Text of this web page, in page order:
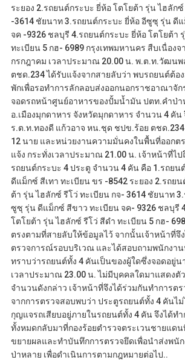
ระยอง 2.รถยนต์กระบะ ยี่ห้อ โตโยต้า รุ่น ไฮลักซ์
-3614 ชัยนาท 3.รถยนต์กระบะ ยี่ห้อ อีซูซุ รุ่น ดี
จค -9326 ชลบุรี 4.รถยนต์กระบะ ยี่ห้อ โตโยต้า
ทะเบียน 5 กฮ- 6989 กรุงเทพมหานคร สืบเนื่องจ
กรกฎาคม เวลาประมาณ 20.00 น. พ.ต.ท.วัฒนพ
ตชด.234 ได้รับแจ้งจากสายลับว่า พบรถยนต์ต้อ
พักเพื่อรอทำการลักลอบส่งออกนอกราชอาณาจั
จอดรถหน้าศูนย์อาหารของปั้มน้ำมัน ปตท.คำป่า
อ.เมืองมุกดาหาร จังหวัดมุกดาหาร จำนวน 4 คัน
ร.ต.ท.ทองดี แก้วอาจ หน.ชุด ชปข.ร้อย ตชด
12 นาย และหน่วยงานความมั่นคงในพื้นที่ออกต
แจ้ง กระทั่งเวลาประมาณ 21.00 น. เจ้าหน้าที่ไ
รถยนต์กระบะ 4 ประตู จำนวน 4 คัน คือ 1.รถย
ดีแม็กซ์ สีเทา ทะเบียน ขร -8542 ระยอง 2.รถย
ต้า รุ่น ไฮลักซ์ รีโว่ ทะเบียน กจ- 3614 ชัยนาท
ซูซุ รุ่น ดีแม็กซ์ สีขาว ทะเบียน จค- 9326 ชลบุรี
โตโยต้า รุ่น ไฮลักซ์ รีโว่ สีดำ ทะเบียน 5 กฮ-
ตรงตามที่สายลับให้ข้อมูลไว้ จากนั้นเจ้าหน้าที่จึง
ตรวจการณ์รอบบริเวณ และได้สอบถามพนักงา
ทราบว่ารถยนต์ทั้ง 4 คันเป็นของผู้ใดซึ่งจอดอยู่น
เวลาประมาณ 23.00 น. ไม่มีบุคคลใดมาแสดงตั
จำนวนดังกล่าว เจ้าหน้าที่จึงได้ร่วมกันทำการต
จากการตรวจสอบพบว่า ประตูรถยนต์ทั้ง 4 คันไ
กุญแจรถเสียบอยู่ภายในรถยนต์ทั้ง 4 คัน จึงได้ท
ทั้งหมดกลับมาที่กองร้อยตำรวจตระเวนชายแดน
ขยายผลและทำบันทึกการตรวจยึดเพื่อนำส่งพนั
ป่าหลาย เพื่อดำเนินการตามกฎหมายต่อไป..